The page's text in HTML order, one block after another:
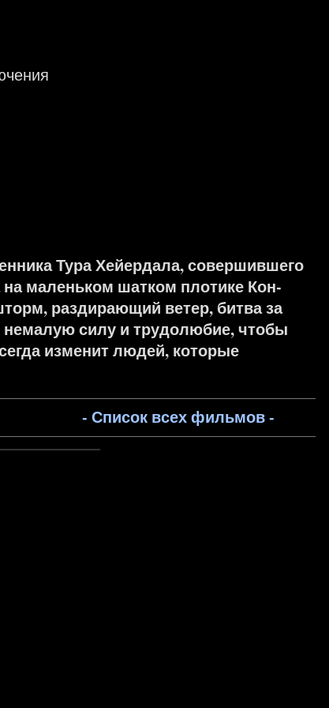
Тура Хейердала, совершившего
маленьком шатком плотике Кон-
раздирающий ветер, битва за
силу и трудолюбие, чтобы
изменит людей, которые
- Список всех фильмов -